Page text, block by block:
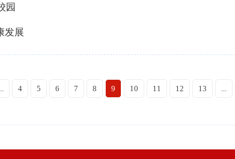
园
发展
4 5 6 7 8 9 10 11 12 13 ...